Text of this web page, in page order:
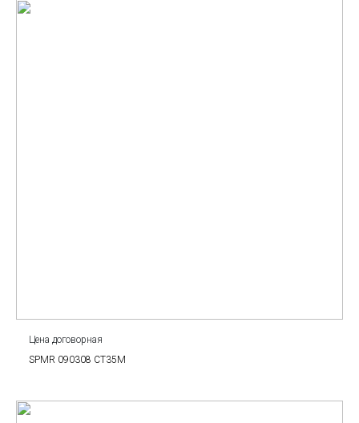
Цена договорная
SPMR 090308 CT35M